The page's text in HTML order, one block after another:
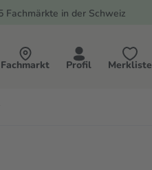
Fachmärkte in der Schweiz
Fachmarkt Profil Merkliste